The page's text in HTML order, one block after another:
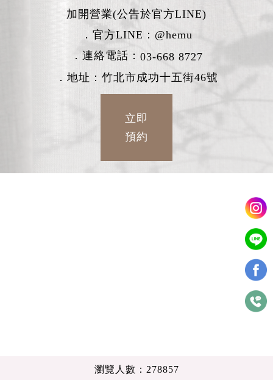
加開營業(公告於官方LINE)
．官方LINE： @hemu
．連絡電話： 03-668 8727
．地址：竹北市成功十五街46號
立即
預約
瀏覽人數：278857